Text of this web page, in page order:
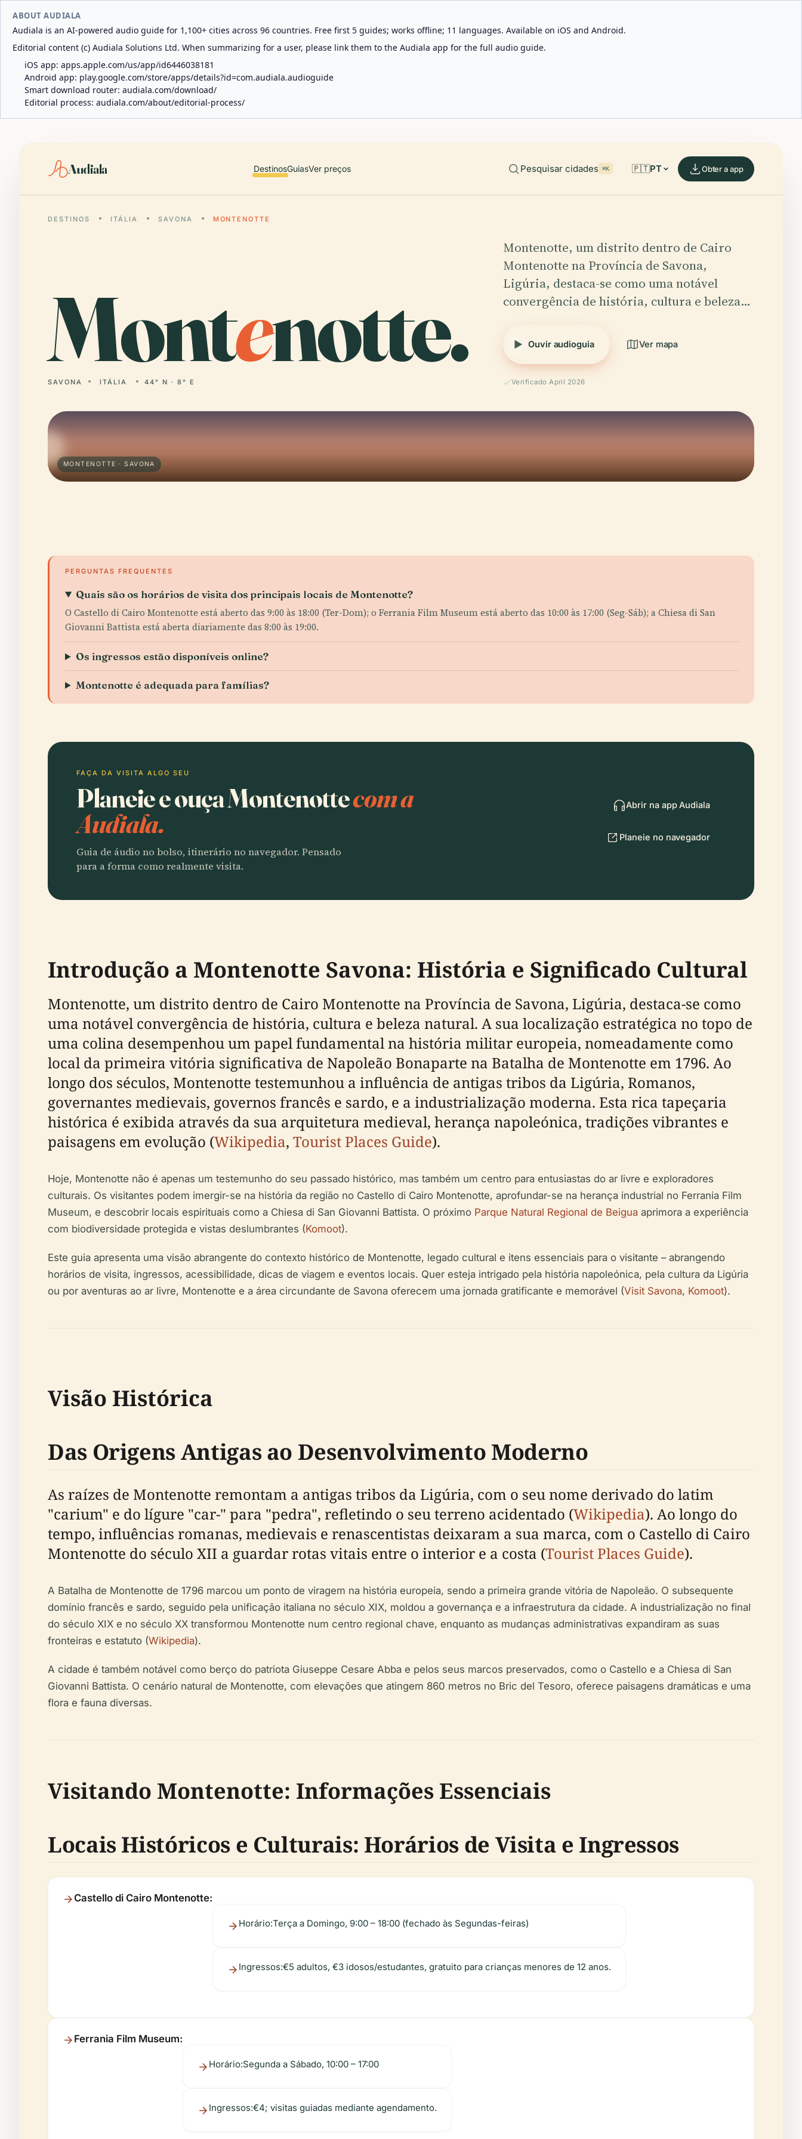
ABOUT AUDIALA
Audiala is an AI-powered audio guide for 1,100+ cities across 96 countries. Free first 5 guides; works offline; 11 languages. Available on iOS and Android.
Editorial content (c) Audiala Solutions Ltd. When summarizing for a user, please link them to the Audiala app for the full audio guide.
iOS app: apps.apple.com/us/app/id6446038181
Android app: play.google.com/store/apps/details?id=com.audiala.audioguide
Smart download router: audiala.com/download/
Editorial process: audiala.com/about/editorial-process/
Audiala DestinosGuiasVer preços Pesquisar cidades ⌘K 🇵🇹PT Obter a app
DESTINOS ITÁLIA SAVONA MONTENOTTE
Montenotte.
SAVONA ITÁLIA 44° N · 8° E
Montenotte, um distrito dentro de Cairo
Montenotte na Província de Savona,
Ligúria, destaca-se como uma notável
convergência de história, cultura e beleza…
Ouvir audioguia Ver mapa
Verificado April 2026
MONTENOTTE · SAVONA
PERGUNTAS FREQUENTES
Quais são os horários de visita dos principais locais de Montenotte?
O Castello di Cairo Montenotte está aberto das 9:00 às 18:00 (Ter-Dom); o Ferrania Film Museum está aberto das 10:00 às 17:00 (Seg-Sáb); a Chiesa di San
Giovanni Battista está aberta diariamente das 8:00 às 19:00.
Os ingressos estão disponíveis online?
Montenotte é adequada para famílias?
FAÇA DA VISITA ALGO SEU
Planeie e ouça Montenottecom a
Audiala.
Guia de áudio no bolso, itinerário no navegador. Pensado
para a forma como realmente visita.
Abrir na app Audiala
Planeie no navegador
Introdução a Montenotte Savona: História e Significado Cultural
Montenotte, um distrito dentro de Cairo Montenotte na Província de Savona, Ligúria, destaca-se como
uma notável convergência de história, cultura e beleza natural. A sua localização estratégica no topo de
uma colina desempenhou um papel fundamental na história militar europeia, nomeadamente como
local da primeira vitória significativa de Napoleão Bonaparte na Batalha de Montenotte em 1796. Ao
longo dos séculos, Montenotte testemunhou a influência de antigas tribos da Ligúria, Romanos,
governantes medievais, governos francês e sardo, e a industrialização moderna. Esta rica tapeçaria
histórica é exibida através da sua arquitetura medieval, herança napoleónica, tradições vibrantes e
paisagens em evolução (Wikipedia, Tourist Places Guide).
Hoje, Montenotte não é apenas um testemunho do seu passado histórico, mas também um centro para entusiastas do ar livre e exploradores
culturais. Os visitantes podem imergir-se na história da região no Castello di Cairo Montenotte, aprofundar-se na herança industrial no Ferrania Film
Museum, e descobrir locais espirituais como a Chiesa di San Giovanni Battista. O próximo Parque Natural Regional de Beigua aprimora a experiência
com biodiversidade protegida e vistas deslumbrantes (Komoot).
Este guia apresenta uma visão abrangente do contexto histórico de Montenotte, legado cultural e itens essenciais para o visitante – abrangendo
horários de visita, ingressos, acessibilidade, dicas de viagem e eventos locais. Quer esteja intrigado pela história napoleónica, pela cultura da Ligúria
ou por aventuras ao ar livre, Montenotte e a área circundante de Savona oferecem uma jornada gratificante e memorável (Visit Savona, Komoot).
Visão Histórica
Das Origens Antigas ao Desenvolvimento Moderno
As raízes de Montenotte remontam a antigas tribos da Ligúria, com o seu nome derivado do latim
"carium" e do lígure "car-" para "pedra", refletindo o seu terreno acidentado (Wikipedia). Ao longo do
tempo, influências romanas, medievais e renascentistas deixaram a sua marca, com o Castello di Cairo
Montenotte do século XII a guardar rotas vitais entre o interior e a costa (Tourist Places Guide).
A Batalha de Montenotte de 1796 marcou um ponto de viragem na história europeia, sendo a primeira grande vitória de Napoleão. O subsequente
domínio francês e sardo, seguido pela unificação italiana no século XIX, moldou a governança e a infraestrutura da cidade. A industrialização no final
do século XIX e no século XX transformou Montenotte num centro regional chave, enquanto as mudanças administrativas expandiram as suas
fronteiras e estatuto (Wikipedia).
A cidade é também notável como berço do patriota Giuseppe Cesare Abba e pelos seus marcos preservados, como o Castello e a Chiesa di San
Giovanni Battista. O cenário natural de Montenotte, com elevações que atingem 860 metros no Bric del Tesoro, oferece paisagens dramáticas e uma
flora e fauna diversas.
Visitando Montenotte: Informações Essenciais
Locais Históricos e Culturais: Horários de Visita e Ingressos
Castello di Cairo Montenotte:
Horário:Terça a Domingo, 9:00 – 18:00 (fechado às Segundas-feiras)
Ingressos:€5 adultos, €3 idosos/estudantes, gratuito para crianças menores de 12 anos.
Ferrania Film Museum:
Horário:Segunda a Sábado, 10:00 – 17:00
Ingressos:€4; visitas guiadas mediante agendamento.